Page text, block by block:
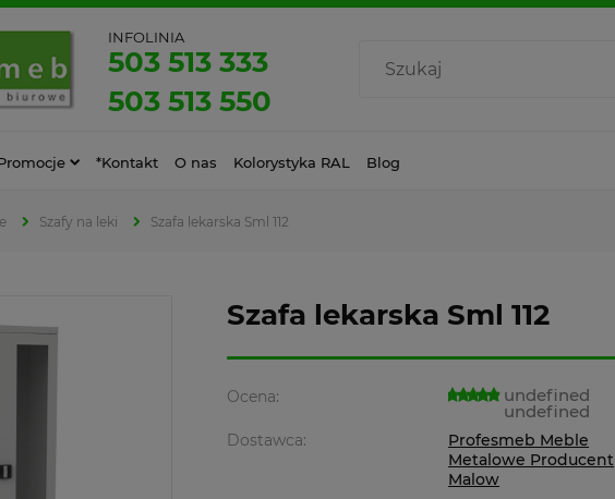
INFOLINIA
503 513 333
503 513 550
*Kontakt O nas Kolorystyka RAL Blog
Szafy na leki Szafa lekarska Sml 112
Szafa lekarska Sml 112
Ocena: undefined
undefined
Dostawca:
Profesmeb Meble
Metalowe Producent
Malow